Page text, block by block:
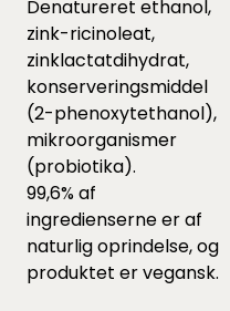
Denatureret ethanol,
zink-ricinoleat,
zinklactatdihydrat,
konserveringsmiddel
(2-phenoxytethanol),
mikroorganismer
(probiotika).
99,6% af
ingredienserne er af
naturlig oprindelse, og
produktet er vegansk.